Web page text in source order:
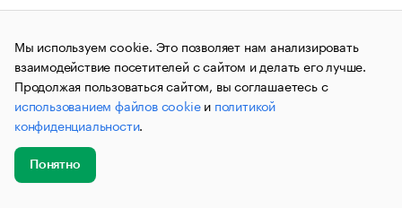
Контактная информация
Редакция
Рассылка РБК Новости
Информация об ограничениях
Правовая информация
Мы используем cookie. Это позволяет нам анализировать
взаимодействие посетителей с сайтом и делать его лучше.
Продолжая пользоваться сайтом, вы соглашаетесь с
использованием файлов cookieи политикой
конфиденциальности.
Понятно